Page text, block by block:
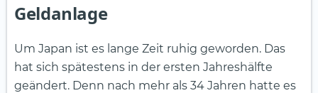
Geldanlage
Um Japan ist es lange Zeit ruhig geworden. Das
hat sich spätestens in der ersten Jahreshälfte
geändert. Denn nach mehr als 34 Jahren hatte es